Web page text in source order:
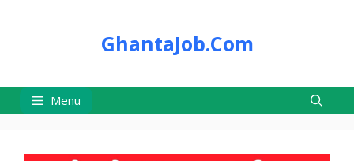
GhantaJob.Com
Menu